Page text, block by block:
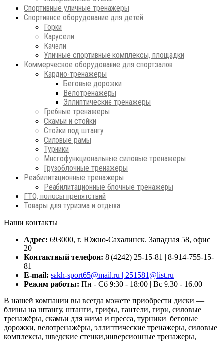
Спортивные уличные тренажеры
Спортивное оборудование для детей
Горки
Карусели
Качели
Уличные спортивные комплексы, площадки
Коммерческое оборудование для спортзалов
Кардио-тренажеры
Беговые дорожки
Велотренажеры
Эллиптические тренажеры
Гребные тренажеры
Скамьи и стойки
Стойки под штангу
Силовые рамы
Турники
Многофункциональные силовые тренажеры
Грузоблочные тренажеры
Реабилитационные тренажеры
Реабилитационные блочные тренажеры
ГТО, полосы препятствий
Товары для туризма и отдыха
Наши контакты
Адрес: 693000, г. Южно-Сахалинск. Западная 58, офис
20
Контактный телефон: 8 (4242) 25-15-81 | 8-914-755-15-
81
E-mail: sakh-sport65@mail.ru | 251581@list.ru
Режим работы: Пн - Сб 9:30 - 18:00 | Вс 9.30 - 16.00
В нашей компании вы всегда можете приобрести диски —
блины на штангу, штанги, грифы, гантели, гири, силовые
тренажёры, скамьи для жима и пресса, турники, беговые
дорожки, велотренажёры, эллиптические тренажеры, силовые
комплексы, шведские стенки,инверсионные тренажеры,